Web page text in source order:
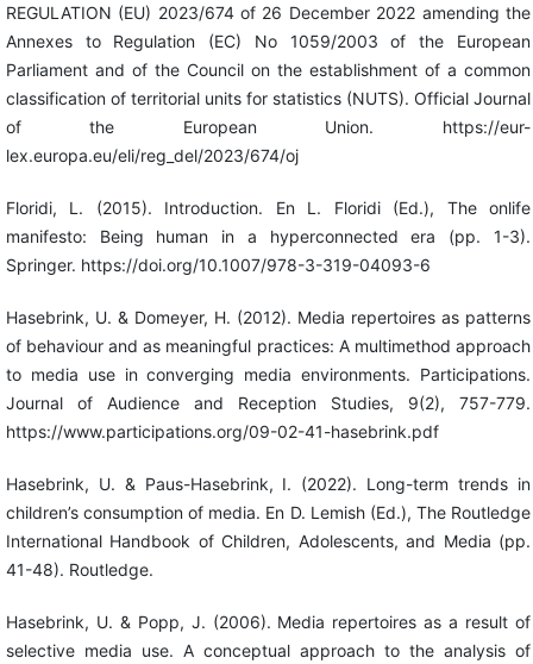
REGULATION (EU) 2023/674 of 26 December 2022 amending the
Annexes to Regulation (EC) No 1059/2003 of the European
Parliament and of the Council on the establishment of a common
classification of territorial units for statistics (NUTS). Official Journal
of the European Union. https://eur-
lex.europa.eu/eli/reg_del/2023/674/oj
Floridi, L. (2015). Introduction. En L. Floridi (Ed.), The onlife
manifesto: Being human in a hyperconnected era (pp. 1-3).
Springer. https://doi.org/10.1007/978-3-319-04093-6
Hasebrink, U. & Domeyer, H. (2012). Media repertoires as patterns
of behaviour and as meaningful practices: A multimethod approach
to media use in converging media environments. Participations.
Journal of Audience and Reception Studies, 9(2), 757-779.
https://www.participations.org/09-02-41-hasebrink.pdf
Hasebrink, U. & Paus-Hasebrink, I. (2022). Long-term trends in
children’s consumption of media. En D. Lemish (Ed.), The Routledge
International Handbook of Children, Adolescents, and Media (pp.
41-48). Routledge.
Hasebrink, U. & Popp, J. (2006). Media repertoires as a result of
selective media use. A conceptual approach to the analysis of